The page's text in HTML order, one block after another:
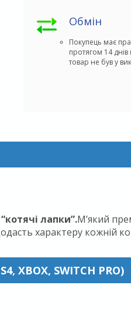
Обмін
Покупець має
протягом 14
товар не був у
лапки”.М’який
характеру кожній
SWITCH PRO)